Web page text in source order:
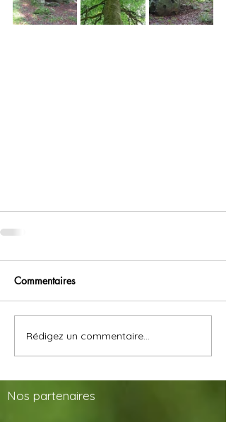
Commentaires
Rédigez un commentaire...
Nos partenaires